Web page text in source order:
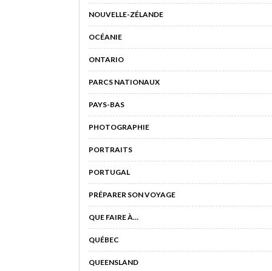
NOUVELLE-ZÉLANDE
OCÉANIE
ONTARIO
PARCS NATIONAUX
PAYS-BAS
PHOTOGRAPHIE
PORTRAITS
PORTUGAL
PRÉPARER SON VOYAGE
QUE FAIRE À…
QUÉBEC
QUEENSLAND